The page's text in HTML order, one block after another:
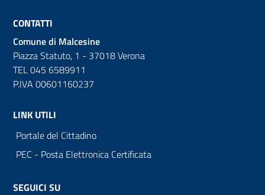
CONTATTI
Comune di Malcesine
Piazza Statuto, 1 - 37018 Verona
TEL 045 6589911
P.IVA 00601160237
LINK UTILI
Portale del Cittadino
PEC - Posta Elettronica Certificata
SEGUICI SU